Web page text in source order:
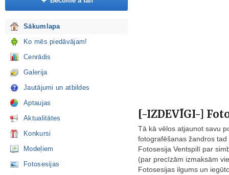
Sākumlapa
Ko mēs piedāvājam!
Cenrādis
Galerija
Jautājumi un atbildes
Aptaujas
Aktualitātes
Konkursi
Modeļiem
Fotosesijas
[-IZDEVĪGI-]
Tā kā vēlos atjaunot savu
fotografēšanas žandros
Fotosesija Ventspilī par
(par precīzām izmaksām
Fotosesijas ilgums un